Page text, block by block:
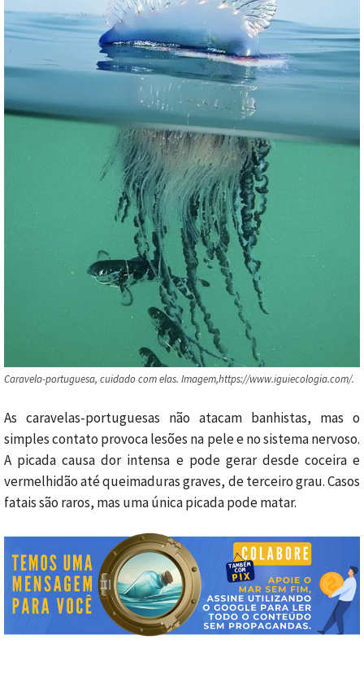
Caravela-portuguesa, cuidado com elas. Imagem,https://www.iguiecologia.com/.
As caravelas-portuguesas não atacam banhistas, mas o
simples contato provoca lesões na pele e no sistema nervoso.
A picada causa dor intensa e pode gerar desde coceira e
vermelhidão até queimaduras graves, de terceiro grau. Casos
fatais são raros, mas uma única picada pode matar.